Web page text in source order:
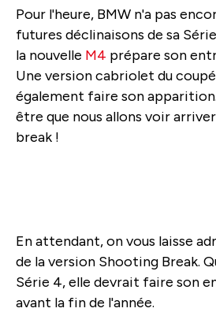
Pour l'heure, BMW n'a pas
futures déclinaisons de sa
la nouvelle M4 prépare son
Une version cabriolet du
également faire son
être que nous allons voir
break !
En attendant, on vous laisse
de la version Shooting Break.
Série 4, elle devrait faire son
avant la fin de l'année.